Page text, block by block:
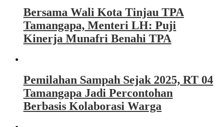
Bersama Wali Kota Tinjau TPA
Tamangapa, Menteri LH: Puji
Kinerja Munafri Benahi TPA
Pemilahan Sampah Sejak 2025, RT 04
Tamangapa Jadi Percontohan
Berbasis Kolaborasi Warga